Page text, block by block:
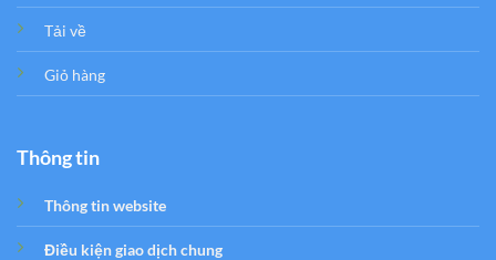
Tải về
Giỏ hàng
Thông tin
Thông tin website
Điều kiện giao dịch chung